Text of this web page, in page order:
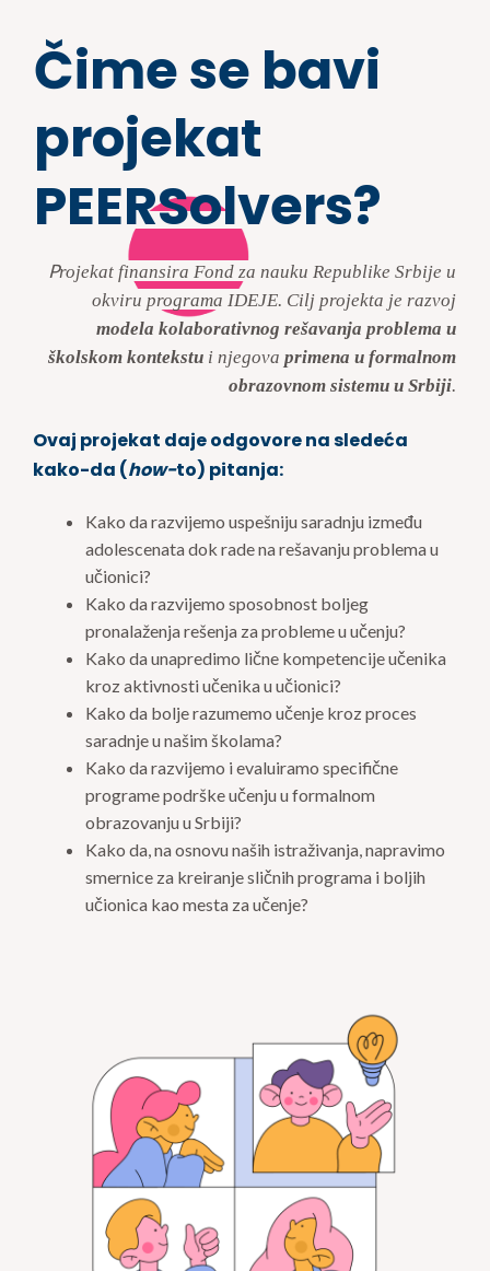
Čime se bavi
projekat
PEERSolvers?
Projekat finansira Fond za nauku Republike Srbije u
okviru programa IDEJE. Cilj projekta je razvoj
modela kolaborativnog rešavanja problema u
školskom kontekstui njegova primena u formalnom
obrazovnom sistemu u Srbiji.
Ovaj projekat daje odgovore na sledeća
kako-da (how-to) pitanja:
Kako da razvijemo uspešniju saradnju između
adolescenata dok rade na rešavanju problema u
učionici?
Kako da razvijemo sposobnost boljeg
pronalaženja rešenja za probleme u učenju?
Kako da unapredimo lične kompetencije učenika
kroz aktivnosti učenika u učionici?
Kako da bolje razumemo učenje kroz proces
saradnje u našim školama?
Kako da razvijemo i evaluiramo specifične
programe podrške učenju u formalnom
obrazovanju u Srbiji?
Kako da, na osnovu naših istraživanja, napravimo
smernice za kreiranje sličnih programa i boljih
učionica kao mesta za učenje?